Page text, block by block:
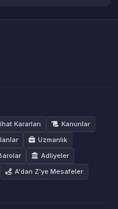
Kararları
Kanunlar
Uzmanlık
Adliyeler
A'dan Z'ye Mesafeler